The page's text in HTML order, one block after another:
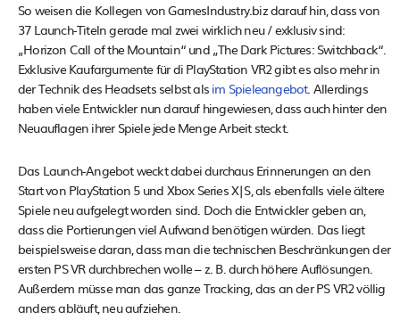
So weisen die Kollegen von GamesIndustry.biz darauf hin, dass von
37 Launch-Titeln gerade mal zwei wirklich neu / exklusiv sind:
„Horizon Call of the Mountain“ und „The Dark Pictures: Switchback“.
Exklusive Kaufargumente für di PlayStation VR2 gibt es also mehr in
der Technik des Headsets selbst als im Spieleangebot. Allerdings
haben viele Entwickler nun darauf hingewiesen, dass auch hinter den
Neuauflagen ihrer Spiele jede Menge Arbeit steckt.
Das Launch-Angebot weckt dabei durchaus Erinnerungen an den
Start von PlayStation 5 und Xbox Series X|S, als ebenfalls viele ältere
Spiele neu aufgelegt worden sind. Doch die Entwickler geben an,
dass die Portierungen viel Aufwand benötigen würden. Das liegt
beispielsweise daran, dass man die technischen Beschränkungen der
ersten PS VR durchbrechen wolle – z. B. durch höhere Auflösungen.
Außerdem müsse man das ganze Tracking, das an der PS VR2 völlig
anders abläuft, neu aufziehen.